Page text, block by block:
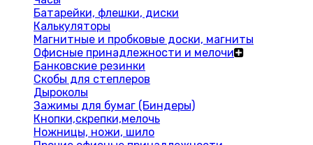
Батарейки, флешки, диски
Калькуляторы
Магнитные и пробковые доски, магниты
Офисные принадлежности и мелочи
Банковские резинки
Скобы для степлеров
Дыроколы
Зажимы для бумаг (Биндеры)
Кнопки,скрепки,мелочь
Ножницы, ножи, шило